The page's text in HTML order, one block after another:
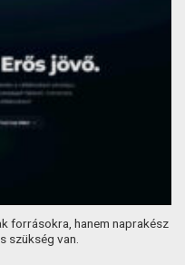
forrásokra, hanem naprakész
szükség van.